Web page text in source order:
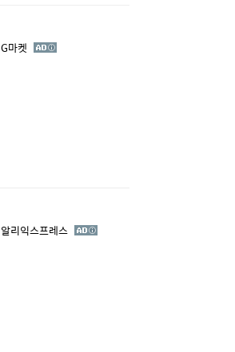
G마켓 광
알리익스프레스 광